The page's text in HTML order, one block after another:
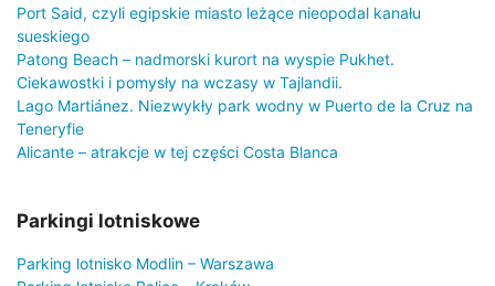
Port Said, czyli egipskie miasto leżące nieopodal kanału
sueskiego
Patong Beach – nadmorski kurort na wyspie Pukhet.
Ciekawostki i pomysły na wczasy w Tajlandii.
Lago Martiánez. Niezwykły park wodny w Puerto de la Cruz na
Teneryfie
Alicante – atrakcje w tej części Costa Blanca
Parkingi lotniskowe
Parking lotnisko Modlin – Warszawa